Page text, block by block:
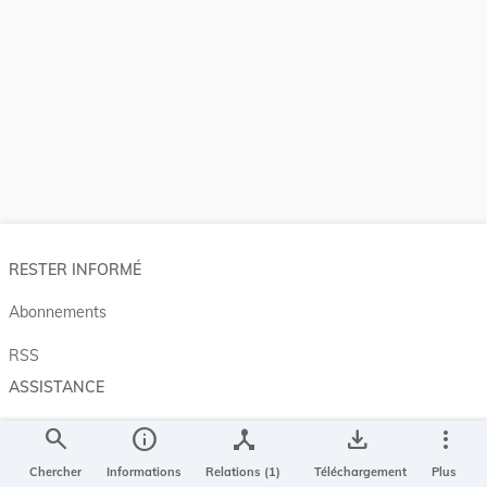
search
Chercher
info
Informations
device_hub
Relations (1)
save_alt
Téléchargement
more_vert
Plus
RESTER INFORMÉ
Abonnements
RSS
ASSISTANCE
Aide et à propos
Projet Casemates